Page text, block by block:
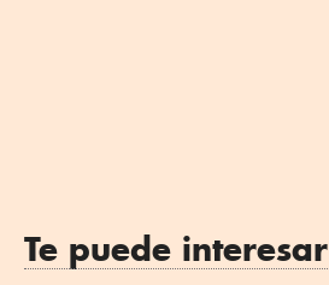
Te puede interesar